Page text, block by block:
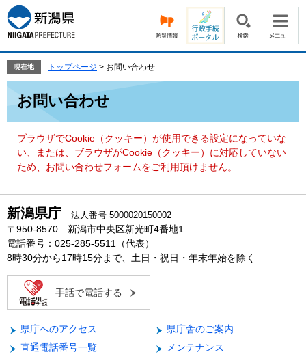
ー
ジ
の
頭
す。
ニ
ュ
ー
飛
て
現在地 トップページ > お問い合わせ
お問い合わせ
ブラウザでCookie（クッキー）が使用できる設定になっていな
い、または、ブラウザがCookie（クッキー）に対応していない
ため、お問い合わせフォームをご利用頂けません。
新潟県庁 法人番号 5000020150002
〒950-8570 新潟市中央区新光町4番地1
電話番号：025-285-5511（代表）
8時30分から17時15分まで、土日・祝日・年末年始を除く
手話で電話する
県庁へのアクセス
県庁舎のご案内
直通電話番号一覧
メンテナンス